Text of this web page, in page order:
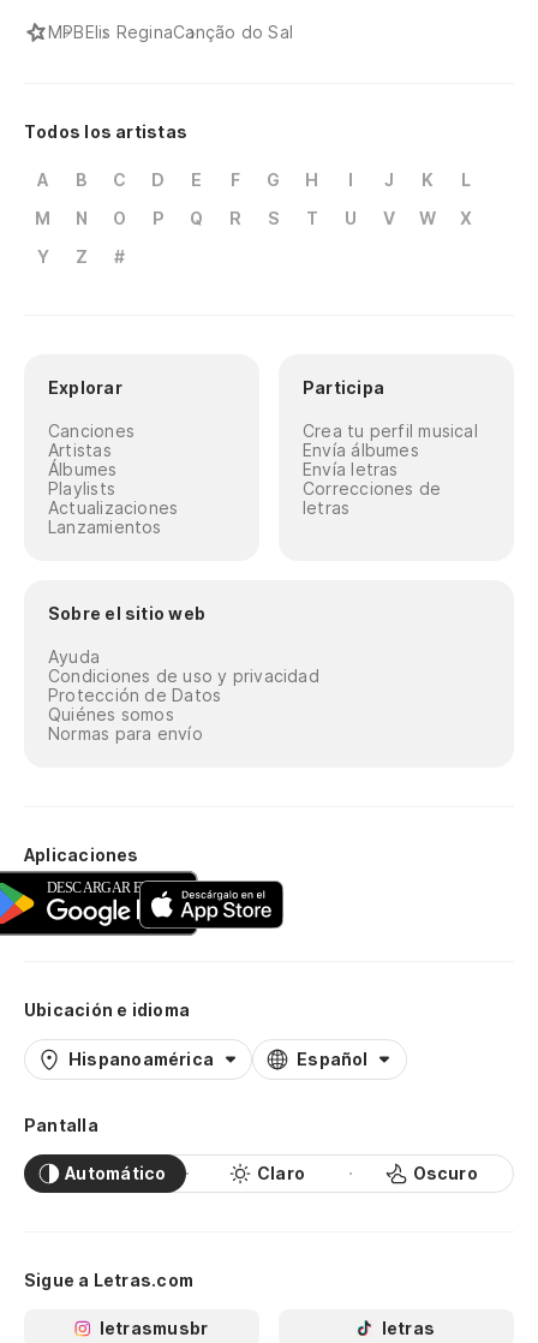
MPBElis ReginaCanção do Sal
Todos los artistas
A B C D E F G H I J K
L
M
N O P Q R S T U V W
X
Y
Z #
Explorar
Canciones
Artistas
Álbumes
Playlists
Actualizaciones
Lanzamientos
Participa
Crea tu perfil musical
Envía álbumes
Envía letras
Correcciones de
letras
Sobre el sitio web
Ayuda
Condiciones de uso y privacidad
Protección de Datos
Quiénes somos
Normas para envío
Aplicaciones
Ubicación e idioma
Hispanoamérica Español
Pantalla
Automático Claro Oscuro
Sigue a Letras.com
letrasmusbr letras